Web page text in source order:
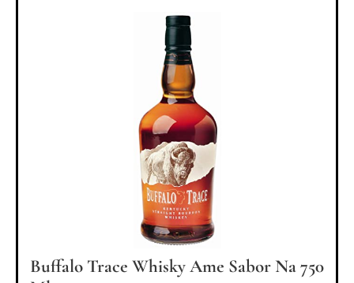
Buffalo Trace Whisky Ame Sabor Na 750